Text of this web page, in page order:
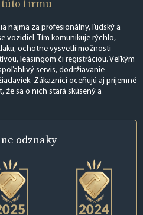
firmu
najmä za profesionálny, ľudský a
vozidiel. Tím komunikuje rýchlo,
ochotne vysvetlí možnosti
leasingom či registráciou. Veľkým
servis, dodržiavanie
Zákazníci oceňujú aj príjemné
sa o nich stará skúsený a
odznaky